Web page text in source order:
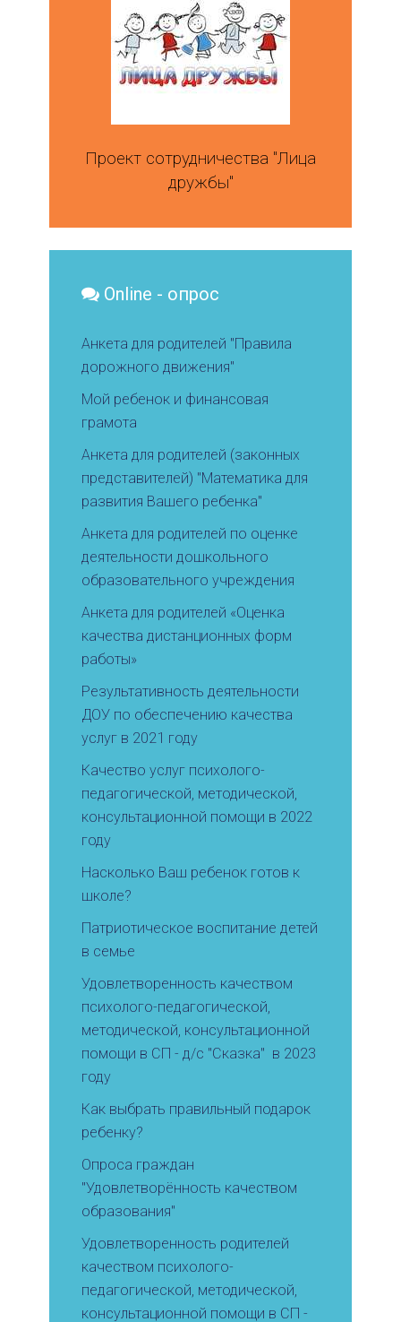
Проект сотрудничества "Лица
дружбы"
Online - опрос
Анкета для родителей "Правила
дорожного движения"
Мой ребенок и финансовая
грамота
Анкета для родителей (законных
представителей) "Математика для
развития Вашего ребенка"
Анкета для родителей по оценке
деятельности дошкольного
образовательного учреждения
Анкета для родителей «Оценка
качества дистанционных форм
работы»
Результативность деятельности
ДОУ по обеспечению качества
услуг в 2021 году
Качество услуг психолого-
педагогической, методической,
консультационной помощи в 2022
году
Насколько Ваш ребенок готов к
школе?
Патриотическое воспитание детей
в семье
Удовлетворенность качеством
психолого-педагогической,
методической, консультационной
помощи в СП - д/с "Сказка" в 2023
году
Как выбрать правильный подарок
ребенку?
Опроса граждан
"Удовлетворённость качеством
образования"
Удовлетворенность родителей
качеством психолого-
педагогической, методической,
консультационной помощи в СП -